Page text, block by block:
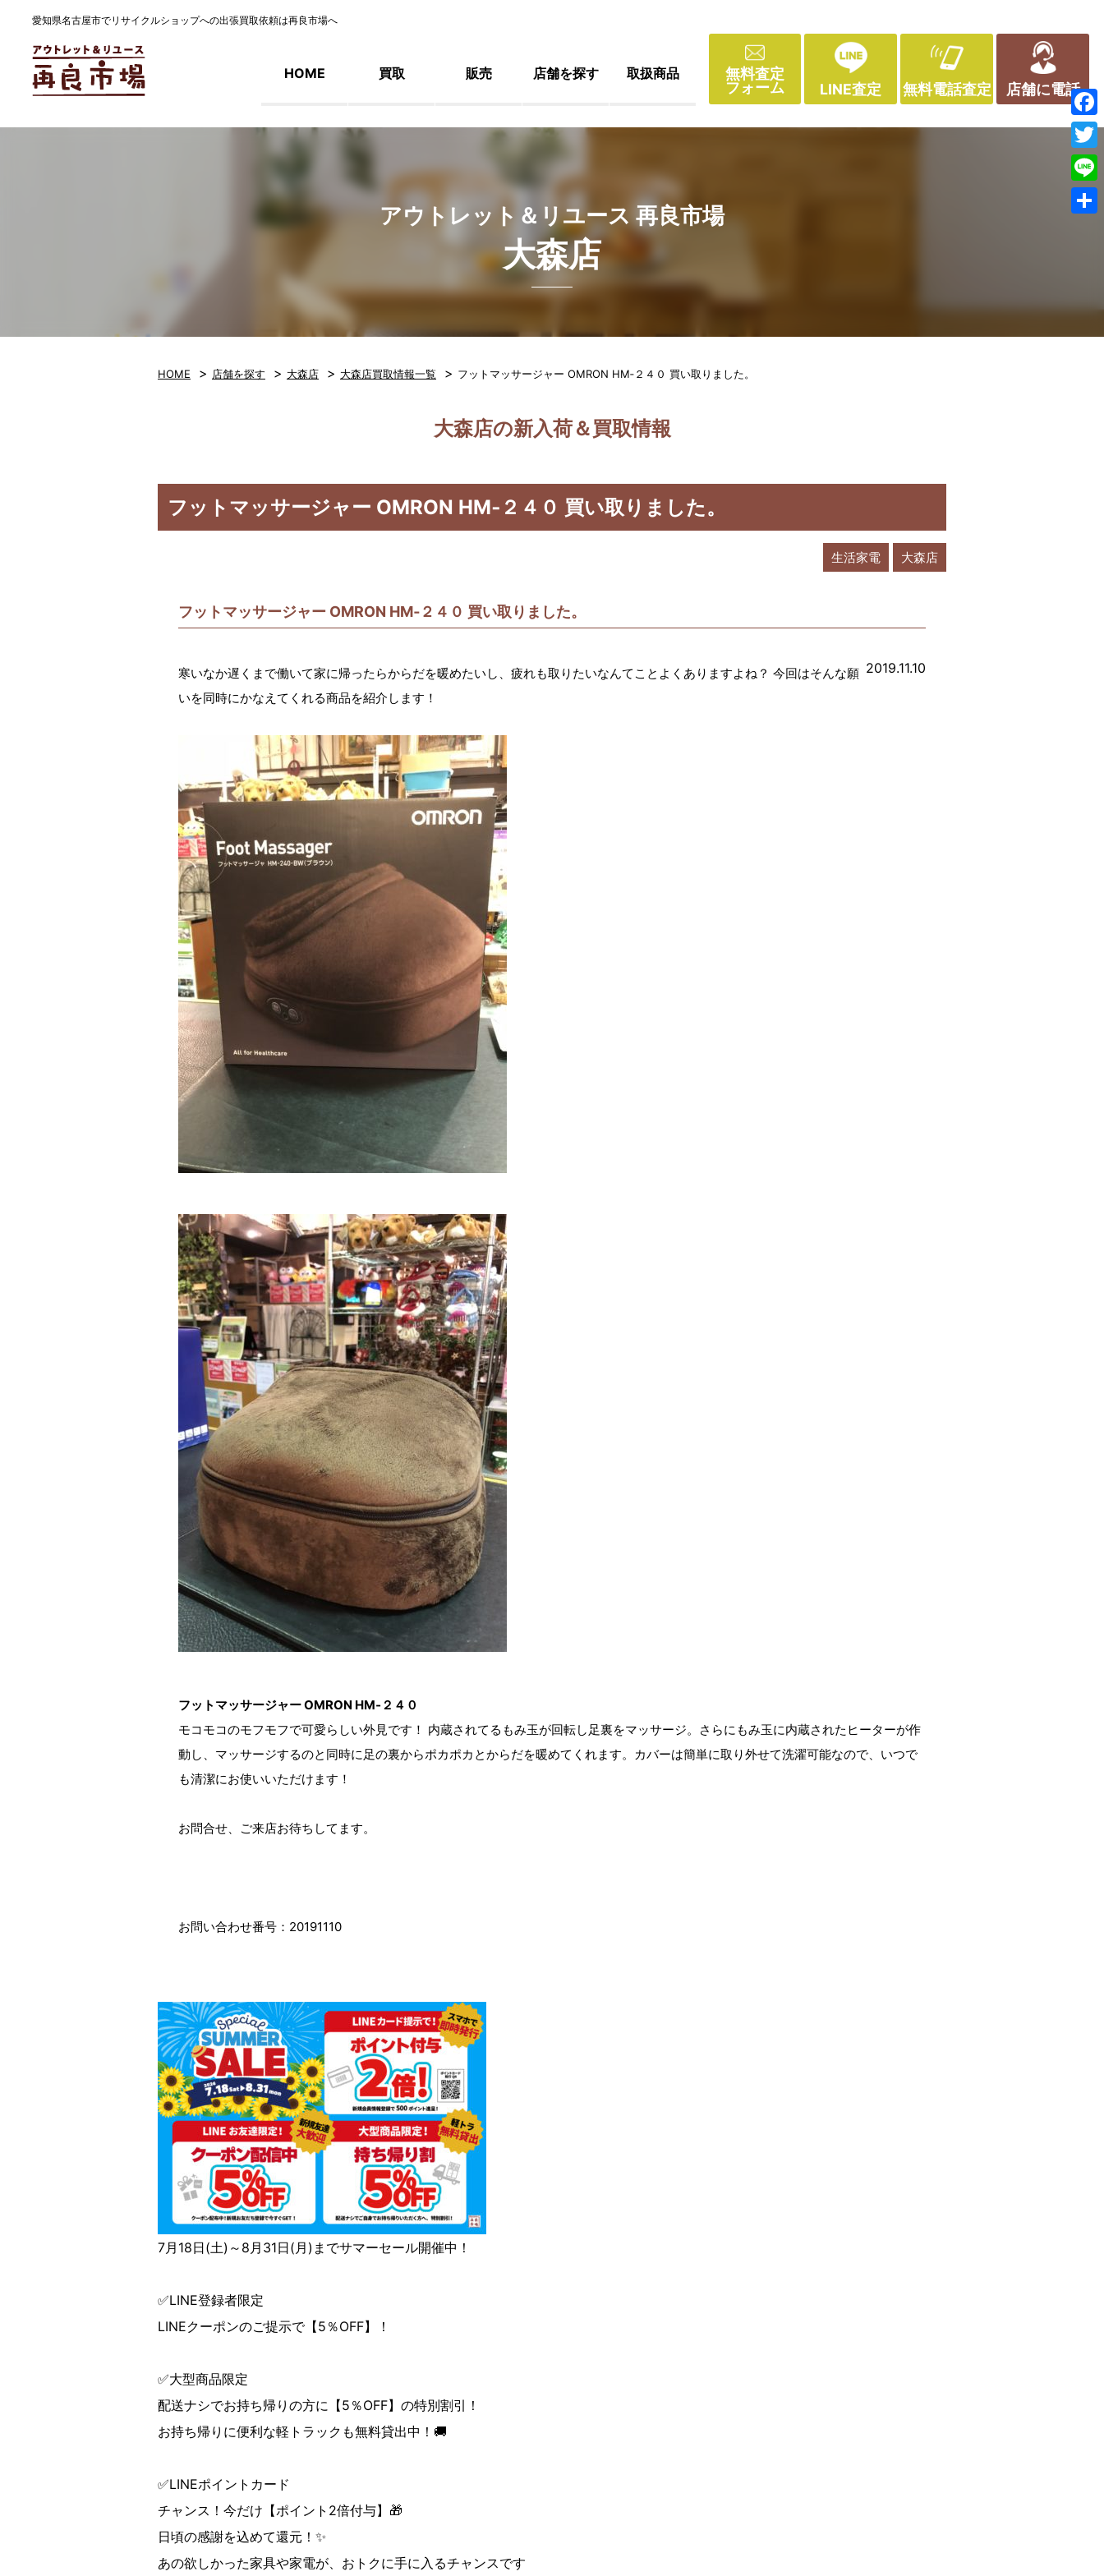
愛知県名古屋市でリサイクルショップへの出張買取依頼は再良市場へ
HOME 買取 販売 店舗を探す 取扱商品
無料査定
フォーム
LINE査定 無料電話査定 店舗に電話
アウトレット＆リユース 再良市場
大森店
HOME > 店舗を探す > 大森店 > 大森店買取情報一覧 > フットマッサージャー OMRON HM‐２４０ 買い取りました。
大森店の新入荷＆買取情報
フットマッサージャー OMRON HM‐２４０ 買い取りました。
生活家電 大森店
フットマッサージャー OMRON HM‐２４０ 買い取りました。
2019.11.10
寒いなか遅くまで働いて家に帰ったらからだを暖めたいし、疲れも取りたいなんてことよくありますよね？ 今回はそんな願
いを同時にかなえてくれる商品を紹介します！
フットマッサージャー OMRON HM‐２４０
モコモコのモフモフで可愛らしい外見です！ 内蔵されてるもみ玉が回転し足裏をマッサージ。さらにもみ玉に内蔵されたヒーターが作
動し、マッサージするのと同時に足の裏からポカポカとからだを暖めてくれます。カバーは簡単に取り外せて洗濯可能なので、いつで
も清潔にお使いいただけます！
お問合せ、ご来店お待ちしてます。
お問い合わせ番号：20191110
7月18日(土)～8月31日(月)までサマーセール開催中！
✅LINE登録者限定
LINEクーポンのご提示で【5％OFF】！
✅大型商品限定
配送ナシでお持ち帰りの方に【5％OFF】の特別割引！
お持ち帰りに便利な軽トラックも無料貸出中！🚚
✅LINEポイントカード
チャンス！今だけ【ポイント2倍付与】🎁
日頃の感謝を込めて還元！✨
あの欲しかった家具や家電が、おトクに手に入るチャンスです
Line